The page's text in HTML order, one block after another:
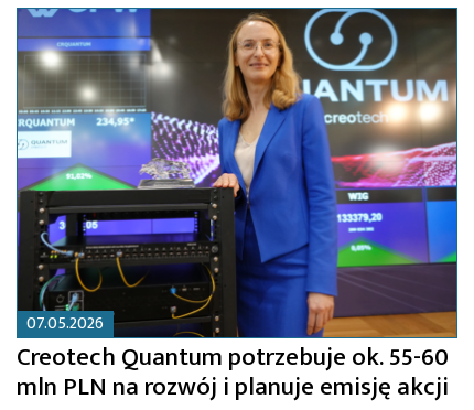
07.05.2026
Creotech Quantum potrzebuje ok. 55-60
mln PLN na rozwój i planuje emisję akcji